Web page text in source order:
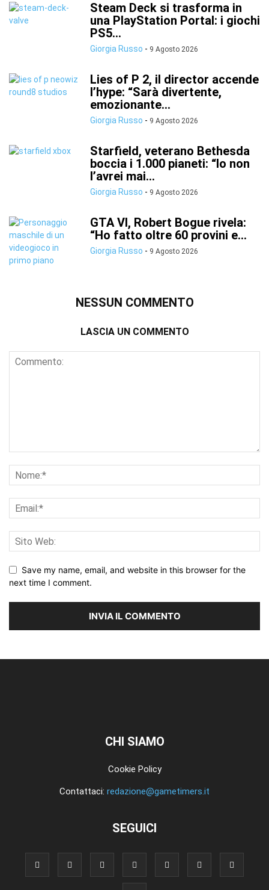
Steam Deck si trasforma in
una PlayStation Portal: i giochi
PS5...
Giorgia Russo - 9 Agosto 2026
Lies of P 2, il director accende
l’hype: “Sarà divertente,
emozionante...
Giorgia Russo - 9 Agosto 2026
Starfield, veterano Bethesda
boccia i 1.000 pianeti: “Io non
l’avrei mai...
Giorgia Russo - 9 Agosto 2026
GTA VI, Robert Bogue rivela:
“Ho fatto oltre 60 provini e...
Giorgia Russo - 9 Agosto 2026
NESSUN COMMENTO
LASCIA UN COMMENTO
Save my name, email, and website in this browser for the
next time I comment.
CHI SIAMO
Cookie Policy
Contattaci: redazione@gametimers.it
SEGUICI